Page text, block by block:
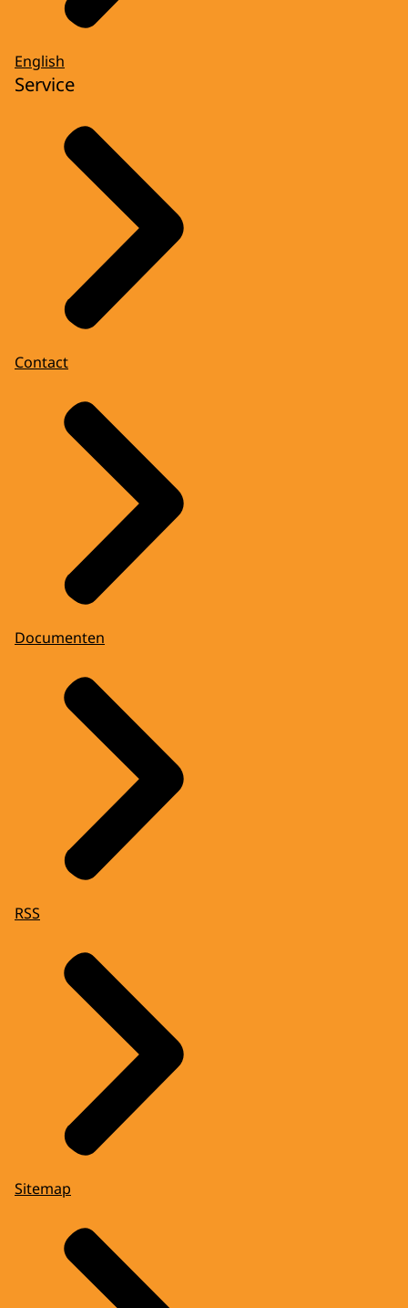
English
Service
Contact
Documenten
RSS
Sitemap